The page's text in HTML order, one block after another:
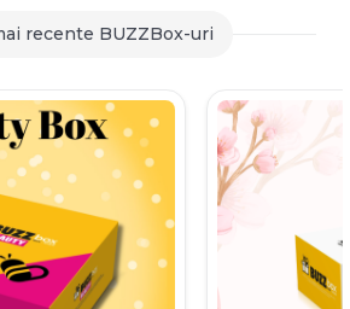
lei.
lei.
recente BUZZBox-uri